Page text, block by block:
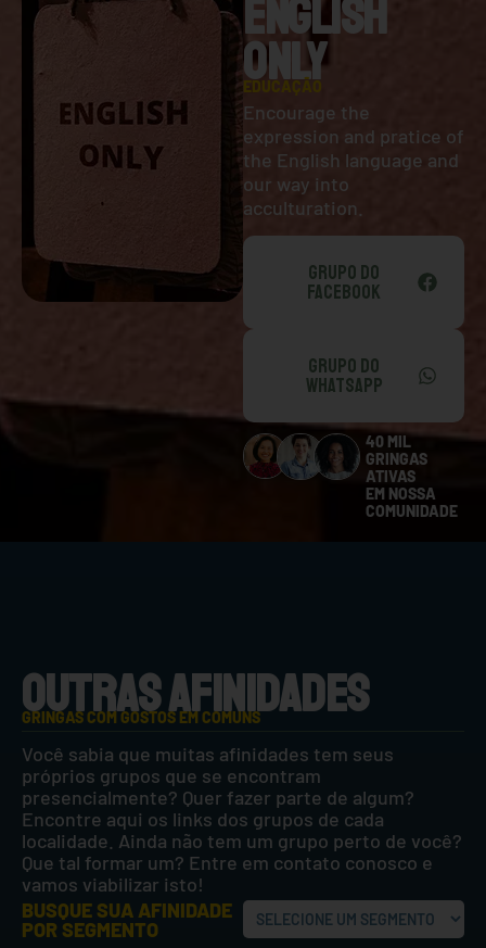
ENGLISH
ONLY
Encourage the
expression and pratice of
the English language and
our way into
acculturation.
GRUPO DO
FACEBOOK
GRUPO DO
WHATSAPP
40 MIL
GRINGAS
ATIVAS
EM NOSSA
COMUNIDADE
OUTRAS AFINIDADES
GRINGAS COM GOSTOS EM COMUNS
Você sabia que muitas afinidades tem seus
próprios grupos que se encontram
presencialmente? Quer fazer parte de algum?
Encontre aqui os links dos grupos de cada
localidade. Ainda não tem um grupo perto de você?
Que tal formar um? Entre em contato conosco e
vamos viabilizar isto!
BUSQUE SUA AFINIDADE
POR SEGMENTO